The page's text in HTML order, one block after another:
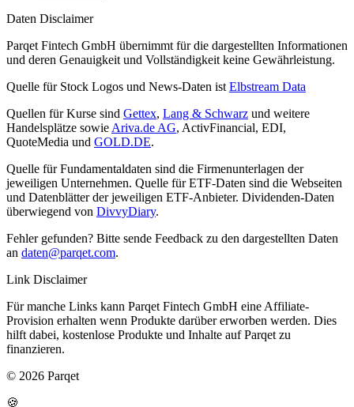
Daten Disclaimer
Parqet Fintech GmbH übernimmt für die dargestellten Informationen
und deren Genauigkeit und Vollständigkeit keine Gewährleistung.
Quelle für Stock Logos und News-Daten ist Elbstream Data
Quellen für Kurse sind Gettex, Lang & Schwarz und weitere
Handelsplätze sowie Ariva.de AG, ActivFinancial, EDI,
QuoteMedia und GOLD.DE.
Quelle für Fundamentaldaten sind die Firmenunterlagen der
jeweiligen Unternehmen. Quelle für ETF-Daten sind die Webseiten
und Datenblätter der jeweiligen ETF-Anbieter. Dividenden-Daten
überwiegend von DivvyDiary.
Fehler gefunden? Bitte sende Feedback zu den dargestellten Daten
an daten@parqet.com.
Link Disclaimer
Für manche Links kann Parqet Fintech GmbH eine Affiliate-
Provision erhalten wenn Produkte darüber erworben werden. Dies
hilft dabei, kostenlose Produkte und Inhalte auf Parqet zu
finanzieren.
© 2026 Parqet
🍪